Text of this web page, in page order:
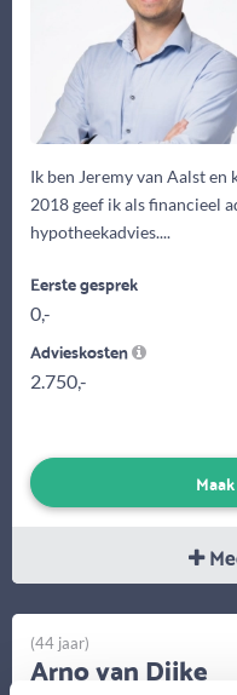
Ik ben Jeremy van Aalst
2018 geef ik als financieel
hypotheekadvies....
Eerste gesprek
0,-
Advieskosten
2.750,-
(44 jaar)
Arno van Dijke